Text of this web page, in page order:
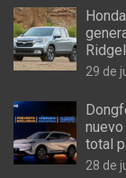
29 de
total
28 de